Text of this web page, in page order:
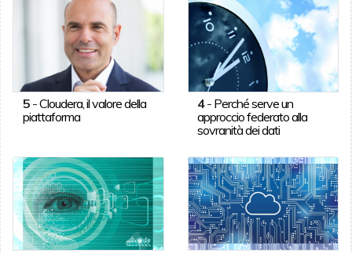
5-Cloudera, il valore della
piattaforma
4- Perché serve un
approccio federato alla
sovranità dei dati